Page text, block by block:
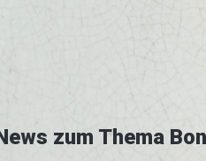
zum Thema